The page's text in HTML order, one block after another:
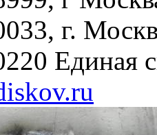
г.
Единая